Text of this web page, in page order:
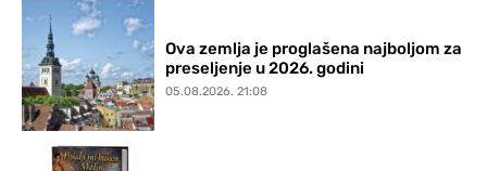
Ova zemlja je proglašena najboljom za
preseljenje u 2026. godini
05.08.2026. 21:08